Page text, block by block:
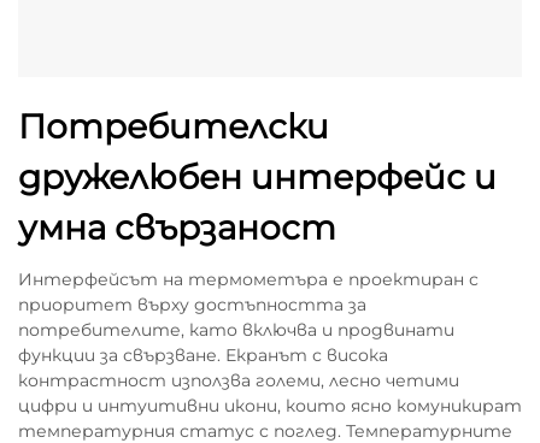
Потребителски
дружелюбен интерфейс и
умна свързаност
Интерфейсът на термометъра е проектиран с
приоритет върху достъпността за
потребителите, като включва и продвинати
функции за свързване. Екранът с висока
контрастност използва големи, лесно четими
цифри и интуитивни икони, които ясно комуникират
температурния статус с поглед. Температурните